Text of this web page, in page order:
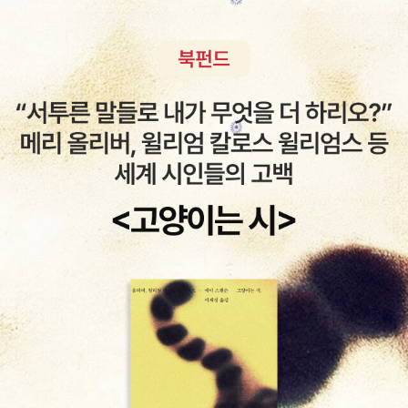
끔 보는 게 익숙하지 않아 브릿G에 가입은 해 놓고도 아직 입문은 하
지 못한 상태인데, 온라인 후보작의 대다수가 브릿G임을 보면 그쪽으
로 활동 영역을 넓혀야 할 듯하다.
탄스럽다. 이렇게 쉽게 싸게 서점에서 주어 들을 수 있으니 걔네들은
응? 아무데서나 책을 읽는 거 아니야. 읽다가 다읽으면 그냥 버리거
나 누구 주거나 하는 값싼 종이의 가벼운 책들이지만, 가격이 내린다
고 해서 컨텐츠가 가격에 따른 차별을 하지 않는다. 낸시 크레스 - <
특허권 소송> 여기 실린 단편 중 짧은 단편 하나를 소개한다. <특허
권 소송>은 SF라고 할 만한 요소는 유전자를 독감 치료제에 이용했
다는 사실 하나 뿐이고, 그냥 아주 평범한, 한국에서는 거의 크리쉐에
다. 크리스피 기술이 퍼져가면 실제로 그것을 체세포의 유전자와 결
합하여 산 사람의 유전자가 바뀌는게 가능한지는 잘 모르겠지만 유전
체는 질병 치료에 이용될 가능성이 가장 높다. 그러므로 이러한 사례
들은 머지않은 미래에 직면한 바로 우리 세대의 일, 자본이 지배하는
세계에서 개인의 유전자가 어떤 식으로 자본의 힘에 무릎꿇는지의 아
주 단순한 예를 보여준다. 어떤 회사에서 유전자를 이용해서 최근 유
행하는 얼바턴 감기 치료제를 헬리텍스를 개발했다는 보도자료로 시
작된다. 이 기사를 본 한 미즈는 그 신약에 사용된 유전자가 자기의 유
게 이사를 하게 되었다. 이 집에 들어온지 얼마 안 된 시기부터 늘 하
루라도 빨리 나가고 싶었는데, 갑자기 기회가 찾아왔다. 이사갈 집도
아주 맘에 드는 좋은 집은 아니지만, 적어도 반지하가 아니라는 이유
로 결정했다. 지금 기회를 놓치면 또 언제 기회가 올지 알 수 없으니
무조건 잡아야했다.이 집에 와서 짐이 많이 늘었다. 친한 선배가 세탁
기도 사줬고, 내 키만한 냉장고도 샀다. 이런저런 자잘한 짐들이 말할
수 없이 늘었다. 게다가 책도 제법 많이 늘었다.오늘은 다시 읽을 일이
없을 듯한 책들을 삼십여권 챙겨서 알라딘 중고서점에 갔다. 두꺼운
책들도 좀 있었고, 나름 흔치 않은 책들도 있었고, 몇 년간 한번도 손
대지 않은 만화책도 한 질 넣어갔는데, 완전 실망하고 돌아왔다. 만화
책은 상태를 확인하지 않고 그냥 가져갔더니, 습기로 인한 손상 등으
로 3권을 매입불가 통보 받았고, 두꺼운 책도 상태가 최상임에도 가
격이 예상보다 훨씬 낮게 나왔으며, 두껍지 않은 책들은 대부분 균일
가로 표시되어 1천원씩 값이 매겨졌다. 재고수량 초과로 판매하지 못
한 책들도 몇 권 있었다.나름 고르고 골라서 가져갔는데, 결과가 이래
서 좀 힘이 빠졌다. 게다가 그 와중에 큰 아이와 서로 좀 오해가 있어